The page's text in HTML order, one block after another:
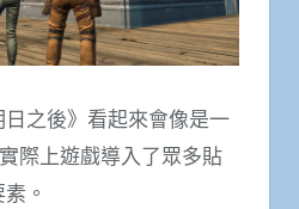
之後》看起來會像是一
際上遊戲導入了眾多貼
。